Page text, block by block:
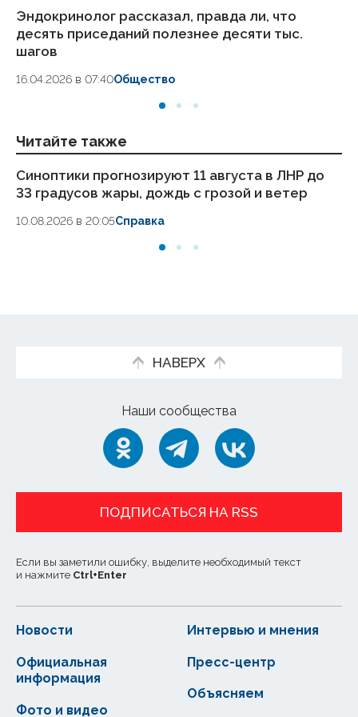
Эндокринолог рассказал, правда ли, что
десять приседаний полезнее десяти тыс.
шагов
16.04.2026 в 07:40Общество
Читайте также
Синоптики прогнозируют 11 августа в ЛНР до
33 градусов жары, дождь с грозой и ветер
10.08.2026 в 20:05Справка
НАВЕРХ
Наши сообщества
ПОДПИСАТЬСЯ НА RSS
Если вы заметили ошибку, выделите необходимый текст
и нажмите Ctrl+Enter
Новости
Официальная
информация
Интервью и мнения
Фото и видео
Пресс-центр
Объясняем